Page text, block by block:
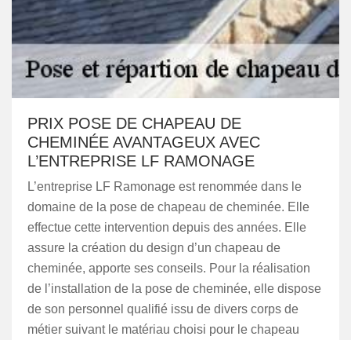
PRIX POSE DE CHAPEAU DE
CHEMINÉE AVANTAGEUX AVEC
L’ENTREPRISE LF RAMONAGE
L’entreprise LF Ramonage est renommée dans le
domaine de la pose de chapeau de cheminée. Elle
effectue cette intervention depuis des années. Elle
assure la création du design d’un chapeau de
cheminée, apporte ses conseils. Pour la réalisation
de l’installation de la pose de cheminée, elle dispose
de son personnel qualifié issu de divers corps de
métier suivant le matériau choisi pour le chapeau